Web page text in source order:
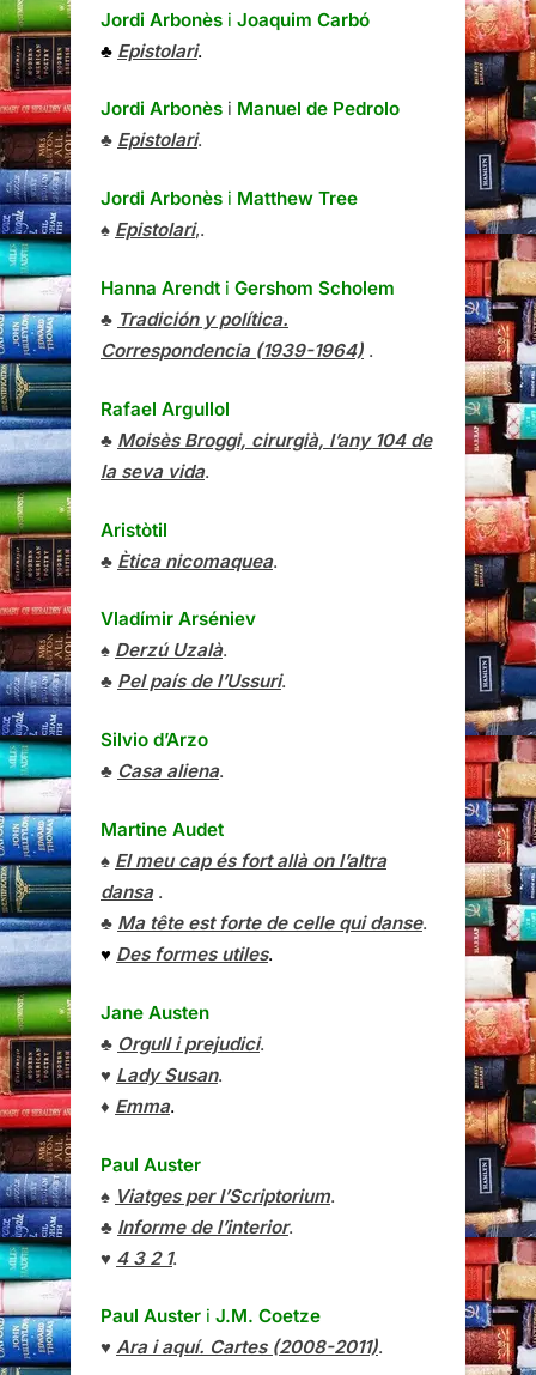
Jordi Arbonès i Joaquim Carbó
♣ Epistolari.
Jordi Arbonès i Manuel de Pedrolo
♣ Epistolari.
Jordi Arbonès i Matthew Tree
♠ Epistolari,.
Hanna Arendt i Gershom Scholem
♣ Tradición y política.
Correspondencia (1939-1964) .
Rafael Argullol
♣ Moisès Broggi, cirurgià, l’any 104 de
la seva vida.
Aristòtil
♣ Ètica nicomaquea.
Vladímir Arséniev
♠ Derzú Uzalà.
♣ Pel país de l’Ussuri.
Silvio d’Arzo
♣ Casa aliena.
Martine Audet
♠ El meu cap és fort allà on l’altra
dansa.
♣ Ma tête est forte de celle qui danse.
♥ Des formes utiles.
Jane Austen
♣ Orgull i prejudici.
♥ Lady Susan.
♦ Emma.
Paul Auster
♠ Viatges per l’Scriptorium.
♣ Informe de l’interior.
♥ 4 3 2 1.
Paul Auster i J.M. Coetze
♥ Ara i aquí. Cartes (2008-2011).